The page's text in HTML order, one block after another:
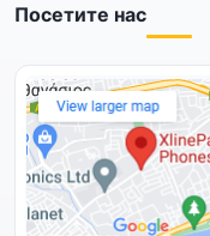
Посетите нас